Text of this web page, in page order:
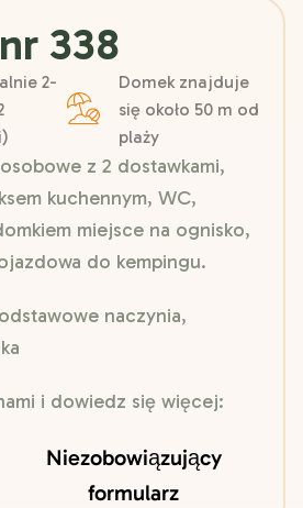
338
2-
Domek znajduje
się około 50 m od
plaży
z 2 dostawkami,
kuchennym, WC,
miejsce na ognisko,
do kempingu.
naczynia,
i dowiedz się więcej:
Niezobowiązujący
formularz